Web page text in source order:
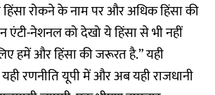
हिंसा रोकने के नाम पर और अधिक हिंसा की
एंटी-नेशनल को देखो ये हिंसा से भी नहीं
हमें और हिंसा की जरूरत है.” यही
रणनीति यूपी में और अब यही राजधानी